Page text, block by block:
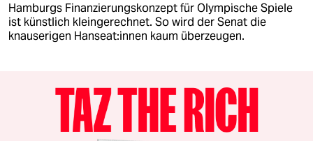
Hamburgs Finanzierungskonzept für Olympische Spiele
ist künstlich kleingerechnet. So wird der Senat die
knauserigen Han­sea­t:in­nen kaum überzeugen.